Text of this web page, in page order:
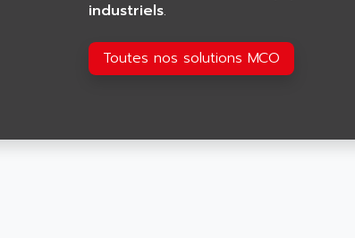
industriels.
Toutes nos solutions MCO